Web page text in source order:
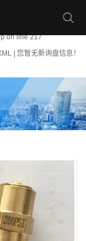
license_cache.php):
on line 217
您暂无新询盘信息！